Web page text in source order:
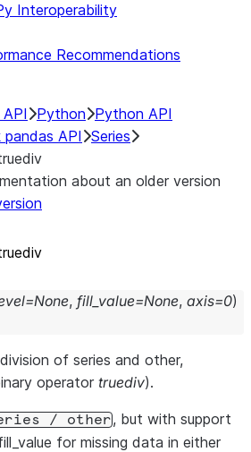
Interoperability
Recommendations
Python Python API
pandas API
Series
about an older version
=None, fill_value=None, axis=0)
of series and other,
operator truediv).
/ other, but with support
for missing data in either